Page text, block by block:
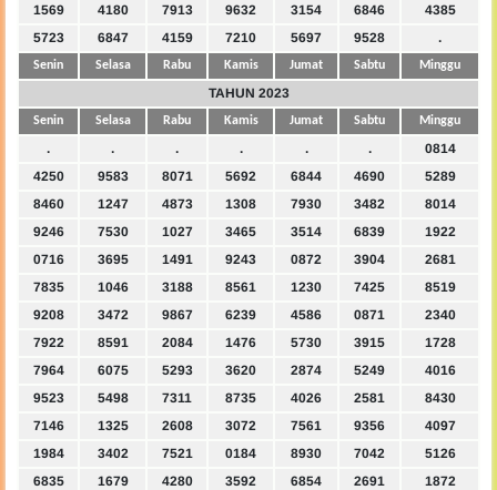
1569
4180 7913 9632 3154 6846
4385
5723
6847 4159 7210 5697 9528 .
Senin Selasa Rabu Kamis Jumat Sabtu Minggu
TAHUN 2023
Senin Selasa Rabu Kamis Jumat Sabtu Minggu
. . . . . .
0814
4250
9583 8071 5692 6844 4690
5289
8460
1247 4873 1308 7930 3482
8014
9246
7530 1027 3465 3514 6839
1922
0716
3695 1491 9243 0872 3904
2681
7835
1046 3188 8561 1230 7425
8519
9208
3472 9867 6239 4586 0871
2340
7922
8591 2084 1476 5730 3915
1728
7964
6075 5293 3620 2874 5249
4016
9523
5498 7311 8735 4026 2581
8430
7146
1325 2608 3072 7561 9356
4097
1984
3402 7521 0184 8930 7042
5126
6835
1679 4280 3592 6854 2691
1872